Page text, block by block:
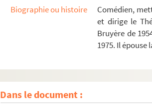
Biographie ou histoire
Comédien,
et dirige le
Bruyère de
1975. Il épouse
Dans le document :